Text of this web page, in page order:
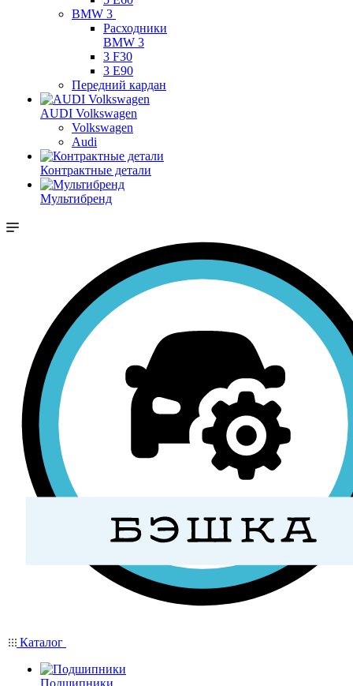
BMW 3
Расходники
BMW 3
3 F30
3 E90
Передний кардан
AUDI Volkswagen
Volkswagen
Audi
Контрактные детали
Мультибренд
Каталог
Подшипники